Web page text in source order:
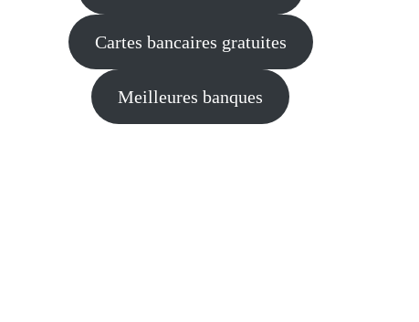
Cartes bancaires gratuites
Meilleures banques